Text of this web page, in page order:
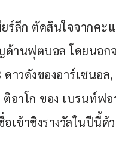
ยร์ลีก ตัดสินใจจากค
ด้านฟุตบอล โดยนอ
าวดังของอาร์เซนอล
ติอาโก ของ เบรนท์
เข้าชิงรางวัลในปีนี้ด้